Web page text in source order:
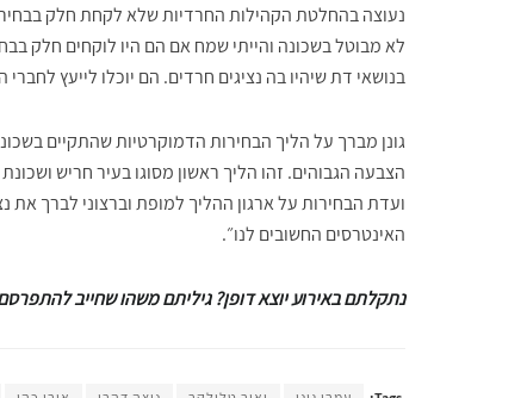
נעוצה בהחלטת הקהילות החרדיות שלא לקחת חלק
לא מבוטל בשכונה והייתי שמח אם הם היו לוקחים חלק
בנושאי דת שיהיו בה נציגים חרדים. הם יוכלו לייעץ
גונן מברך על הליך הבחירות הדמוקרטיות שהתקיים
הצבעה הגבוהים. זהו הליך ראשון מסוגו בעיר חריש
ועדת הבחירות על ארגון ההליך למופת וברצוני לברך את
האינטרסים החשובים לנו״.
נתקלתם באירוע יוצא דופן? גיליתם משהו שחייב להתפרסם בחריש